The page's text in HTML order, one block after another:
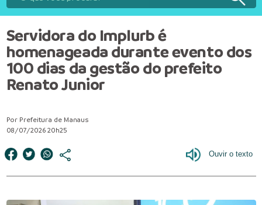
Servidora do Implurb é
homenageada durante evento dos
100 dias da gestão do prefeito
Renato Junior
Por Prefeitura de Manaus
08/07/2026 20h25